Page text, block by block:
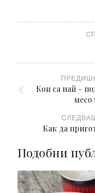
Кои са най –
месо
Как да
Подобни